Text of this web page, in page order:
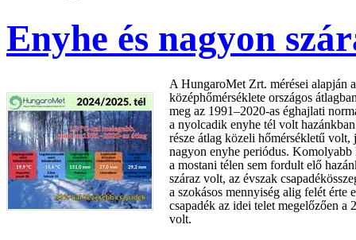
Enyhe és nagyon
A HungaroMet Zrt. mérései alapján
középhőmérséklete országos
meg az 1991–2020-as éghajlati
a nyolcadik enyhe tél volt
része átlag közeli hőmérsékletű volt,
nagyon enyhe periódus. Komolyabb
a mostani télen sem fordult elő
száraz volt, az évszak
a szokásos mennyiség alig felét érte
csapadék az idei telet megelőzően a
volt.